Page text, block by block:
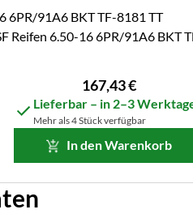
Reifen 6.50-16 6PR/91A6 BKT
167,43€
Lieferbar – in 2–3
Mehr als 4 Stück verfügbar
In den Warenkorb